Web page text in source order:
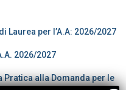
per l’A.A: 2026/2027
2026/2027
Pratica alla Domanda per le